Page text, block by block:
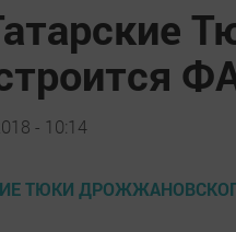
- 10:14